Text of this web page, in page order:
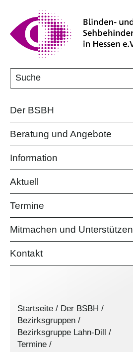
Der BSBH
Beratung und Angebote
Information
Aktuell
Termine
Mitmachen und Unterstützen
Kontakt
Startseite / Der BSBH /
Bezirksgruppen /
Bezirksgruppe Lahn-Dill /
Termine /